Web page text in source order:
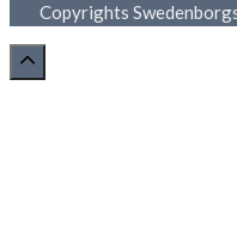
Copyrights